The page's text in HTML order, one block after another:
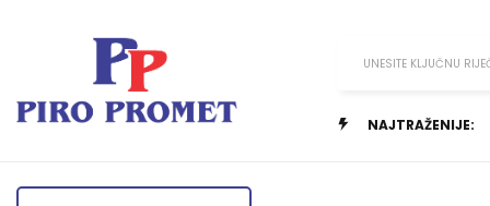
UNESITE KLJUČNU
NAJTRAŽENIJE: